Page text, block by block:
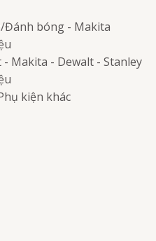
Đánh bóng - Makita
- Makita - Dewalt - Stanley
kiện khác